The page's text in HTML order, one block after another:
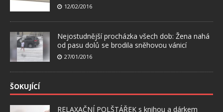
12/02/2016
Nejostudnější procházka všech dob: Žena nahá
od pasu dolů se brodila sněhovou vánicí
27/01/2016
ŠOKUJÍCÍ
RELAXAČNÍ POLŠTÁŘEK s knihou a dárkem